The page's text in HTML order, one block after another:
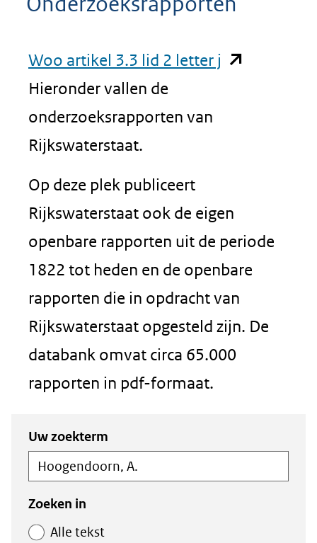
Woo artikel 3.3 lid 2 letter j (opent
Hieronder vallen de
onderzoeksrapporten van
Rijkswaterstaat.
Op deze plek publiceert
Rijkswaterstaat ook de eigen
openbare rapporten uit de periode
1822 tot heden en de openbare
rapporten die in opdracht van
Rijkswaterstaat opgesteld zijn. De
databank omvat circa 65.000
rapporten in pdf-formaat.
Zoeken
in
de
index
Zoeken
binnen
de
index
Uw zoekterm
Zoeken in
Alle tekst